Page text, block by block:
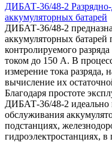
ДИБАТ-36/48-2 Разрядно-
аккумуляторных батарей
ДИБАТ-36/48-2
аккумуляторных
контролируемого
током до 150 А. В
измерение тока разряда,
вычисление их
Благодаря простоте
ДИБАТ-36/48-2 идеально
обслуживания
подстанциях,
гидроэлектростанциях,